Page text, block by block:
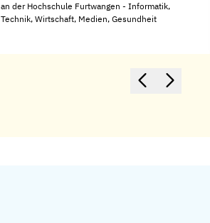
an der Hochschule Furtwangen - Informatik,
Technik, Wirtschaft, Medien, Gesundheit